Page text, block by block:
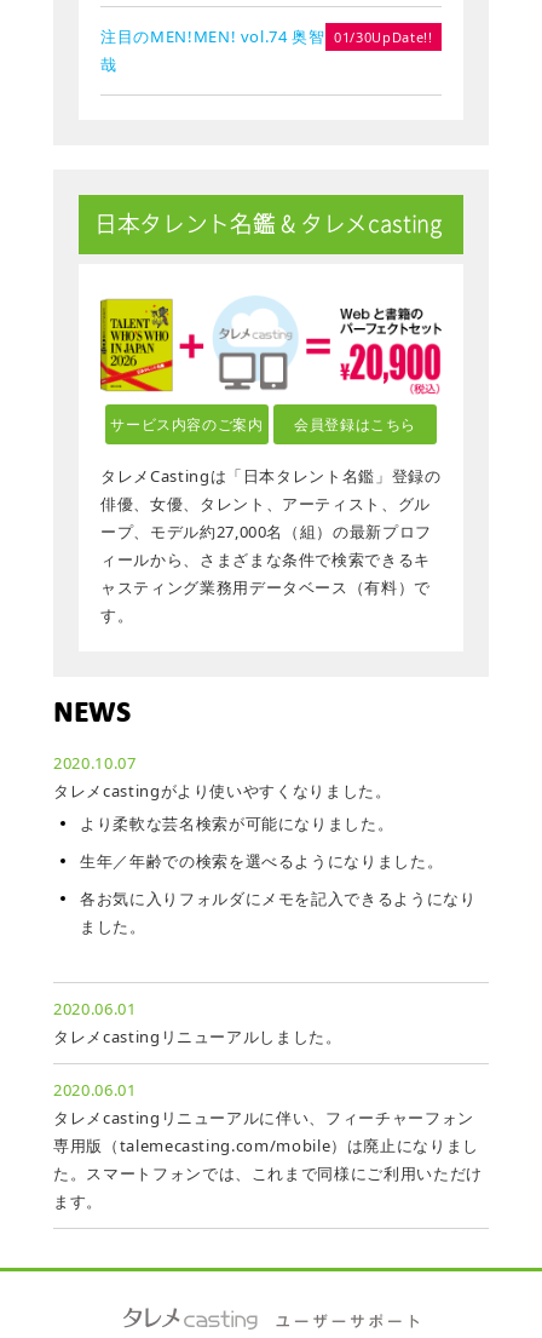
注目のMEN!MEN! vol.74 奥智
哉
01/30UpDate!!
日本タレント名鑑 & タレメcasting
サービス内容のご案内 会員登録はこちら
タレメCastingは「日本タレント名鑑」登録の
俳優、女優、タレント、アーティスト、グル
ープ、モデル約27,000名（組）の最新プロフ
ィールから、さまざまな条件で検索できるキ
ャスティング業務用データベース（有料）で
す。
NEWS
2020.10.07
タレメcastingがより使いやすくなりました。
より柔軟な芸名検索が可能になりました。
生年／年齢での検索を選べるようになりました。
各お気に入りフォルダにメモを記入できるようになり
ました。
2020.06.01
タレメcastingリニューアルしました。
2020.06.01
タレメcastingリニューアルに伴い、フィーチャーフォン
専用版（talemecasting.com/mobile）は廃止になりまし
た。スマートフォンでは、これまで同様にご利用いただけ
ます。